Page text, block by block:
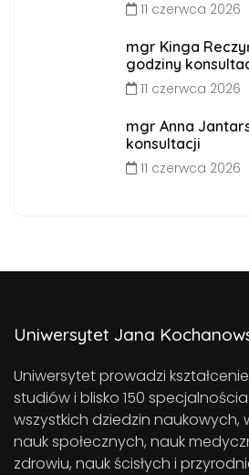
11 czerwca 2026
mgr Kinga
godziny
11 czerwca 2026
mgr Anna
konsultacji
11 czerwca 2026
Uniwersytet Jana
Uniwersytet prowadzi
studiów i blisko 150
wszystkich dziedzin naukowych,
nauk społecznych, nauk
zdrowiu, nauk ścisłych i